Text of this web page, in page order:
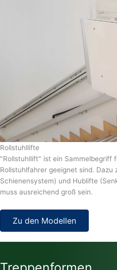
Rollstuhllifte
"Rollstuhllift" ist ein Sammelbegriff
Rollstuhlfahrer geeignet sind.
Schienensystem) und Hublifte
muss ausreichend groß sein.
Zu den Modellen